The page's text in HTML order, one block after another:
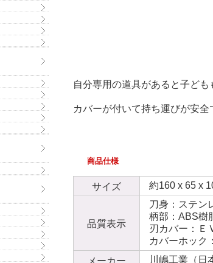
自分専用の道具があると子ども
カバーが付いて持ち運びが安全
商品仕様
サイズ 約160 x 65 x
品質表示
刀身：ステン
柄部：ABS樹
刃カバー：Ｅ
カバーホック
メーカー
川嶋工業（日